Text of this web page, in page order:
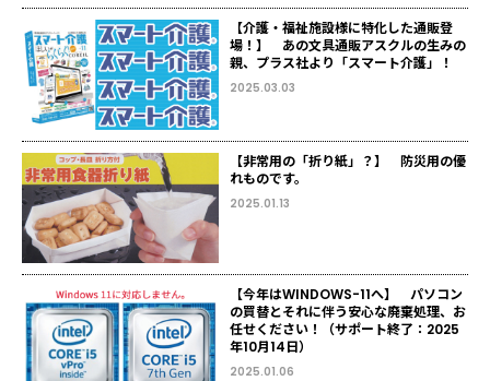
【介護・福祉施設様に特化した通販登
場！】 あの文具通販アスクルの生みの
親、プラス社より「スマート介護」！
2025.03.03
【非常用の「折り紙」？】 防災用の優
れものです。
2025.01.13
【今年はWINDOWS-11へ】 パソコン
の買替とそれに伴う安心な廃棄処理、お
任せください！（サポート終了：2025
年10月14日）
2025.01.06